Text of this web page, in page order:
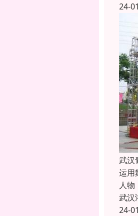
24-
武汉
运用
人
武汉
24-